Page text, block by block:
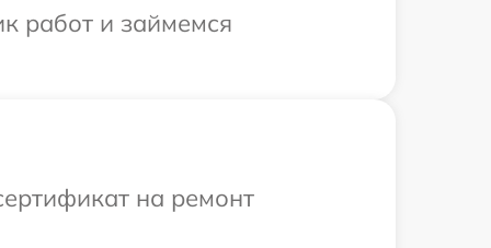
работ и займемся
на ремонт